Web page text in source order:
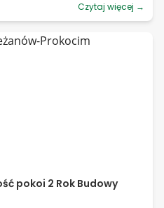
Czytaj więcej →
pokoi 2 Rok Budowy